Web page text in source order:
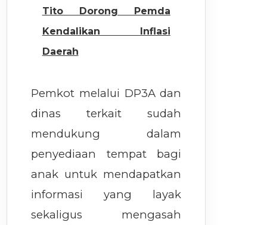
Tito Dorong Pemda
Kendalikan Inflasi
Daerah
Pemkot melalui DP3A dan
dinas terkait sudah
mendukung dalam
penyediaan tempat bagi
anak untuk mendapatkan
informasi yang layak
sekaligus mengasah